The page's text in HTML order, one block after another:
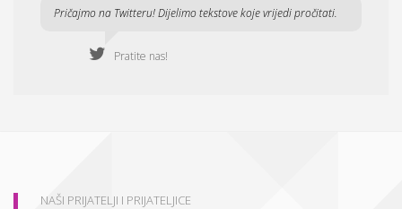
Pričajmo na Twitteru! Dijelimo tekstove koje vrijedi pročitati.
Pratite nas!
NAŠI PRIJATELJI I PRIJATELJICE